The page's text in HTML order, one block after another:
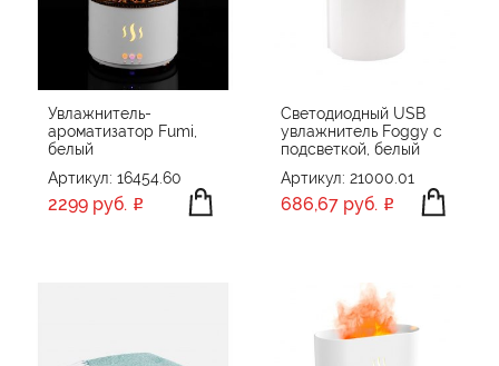
Увлажнитель-
ароматизатор Fumi,
белый
Артикул: 16454.60
2299 руб.
Светодиодный USB
увлажнитель Foggy с
подсветкой, белый
Артикул: 21000.01
686,67 руб.